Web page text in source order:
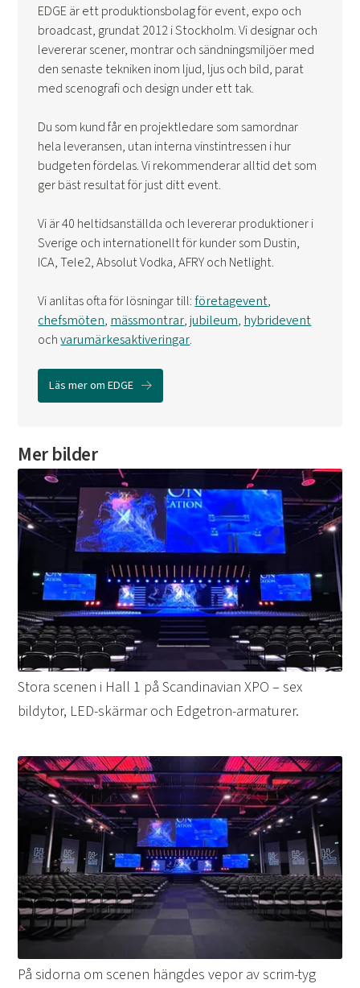
EDGE är ett produktionsbolag för event, expo och
broadcast, grundat 2012 i Stockholm. Vi designar och
levererar scener, montrar och sändningsmiljöer med
den senaste tekniken inom ljud, ljus och bild, parat
med scenografi och design under ett tak.
Du som kund får en projektledare som samordnar
hela leveransen, utan interna vinstintressen i hur
budgeten fördelas. Vi rekommenderar alltid det som
ger bäst resultat för just ditt event.
Vi är 40 heltidsanställda och levererar produktioner i
Sverige och internationellt för kunder som Dustin,
ICA, Tele2, Absolut Vodka, AFRY och Netlight.
Vi anlitas ofta för lösningar till:företagevent,
chefsmöten, mässmontrar,jubileum, hybridevent
ochvarumärkesaktiveringar.
Läs mer om EDGE
Mer bilder
Stora scenen i Hall 1 på Scandinavian XPO – sex
bildytor, LED-skärmar och Edgetron-armaturer.
På sidorna om scenen hängdes vepor av scrim-tyg